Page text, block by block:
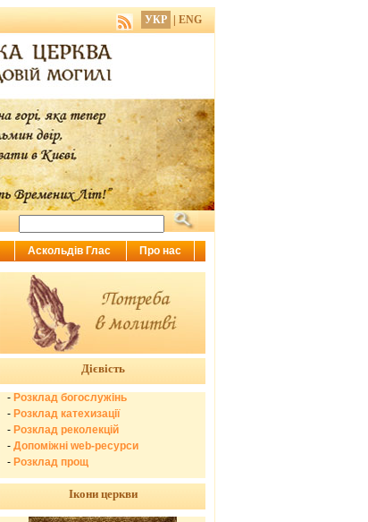
Дієвість
- Розклад богослужінь
- Розклад катехизації
- Розклад реколекцій
- Допоміжні web-ресурси
- Розклад прощ
Ікони церкви
УКР ENG
Аскольдів Глас Про нас